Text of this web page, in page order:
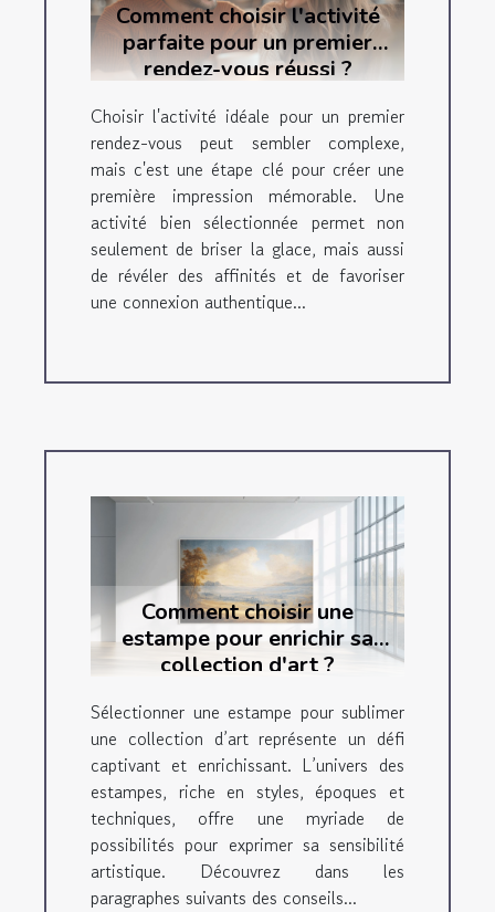
Comment choisir l'activité
parfaite pour un premier
rendez-vous réussi ?
Choisir l'activité idéale pour un premier
rendez-vous peut sembler complexe,
mais c'est une étape clé pour créer une
première impression mémorable. Une
activité bien sélectionnée permet non
seulement de briser la glace, mais aussi
de révéler des affinités et de favoriser
une connexion authentique...
Comment choisir une
estampe pour enrichir sa
collection d'art ?
Sélectionner une estampe pour sublimer
une collection d’art représente un défi
captivant et enrichissant. L’univers des
estampes, riche en styles, époques et
techniques, offre une myriade de
possibilités pour exprimer sa sensibilité
artistique. Découvrez dans les
paragraphes suivants des conseils...